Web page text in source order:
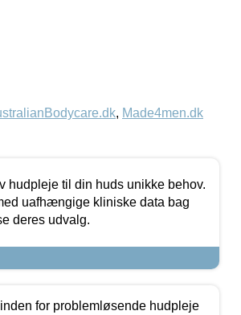
, Made4men.dk
hudpleje til din huds unikke behov.
uafhængige kliniske data bag
deres udvalg.
for problemløsende hudpleje